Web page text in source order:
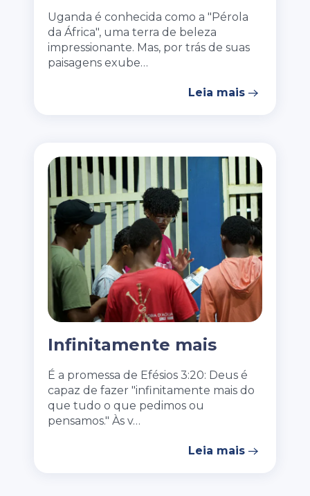
Uganda é conhecida como a "Pérola
da África", uma terra de beleza
impressionante. Mas, por trás de suas
paisagens exube…
Leia mais
Infinitamente mais
É a promessa de Efésios 3:20: Deus é
capaz de fazer "infinitamente mais do
que tudo o que pedimos ou
pensamos." Às v…
Leia mais